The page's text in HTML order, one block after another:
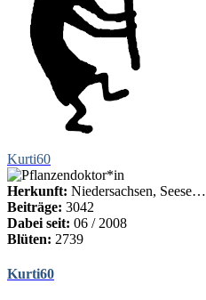
Kurti60
Herkunft: Niedersachsen, Seese…
Beiträge: 3042
Dabei seit: 06 / 2008
Blüten: 2739
Kurti60